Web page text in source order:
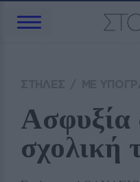
Ασφυξία
σχολική